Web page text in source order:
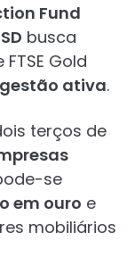
Fund
busca
Gold
ativa.
terços de
se
em ouro e
mobiliários